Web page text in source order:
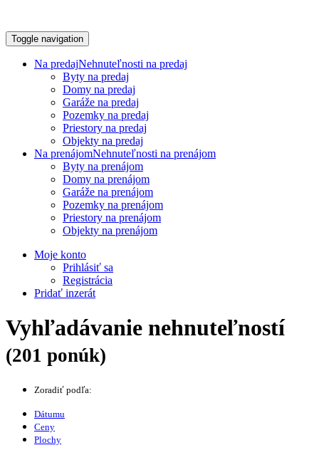
Toggle navigation
Na predajNehnuteľnosti na predaj
Byty na predaj
Domy na predaj
Garáže na predaj
Pozemky na predaj
Priestory na predaj
Objekty na predaj
Na prenájomNehnuteľnosti na prenájom
Byty na prenájom
Domy na prenájom
Garáže na prenájom
Pozemky na prenájom
Priestory na prenájom
Objekty na prenájom
Moje konto
Prihlásiť sa
Registrácia
Pridať inzerát
Vyhľadávanie nehnuteľností
(201 ponúk)
Zoradiť podľa:
Dátumu
Ceny
Plochy